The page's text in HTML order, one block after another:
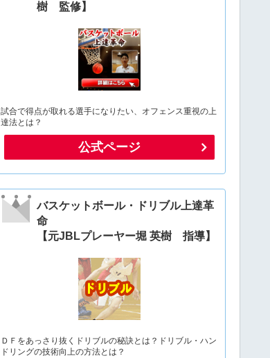
樹 監修】
試合で得点が取れる選手になりたい、オフェンス重視の上
達法とは？
公式ページ
バスケットボール・ドリブル上達革
命
【元JBLプレーヤー堀 英樹 指導】
ＤＦをあっさり抜くドリブルの秘訣とは？ドリブル・ハン
ドリングの技術向上の方法とは？